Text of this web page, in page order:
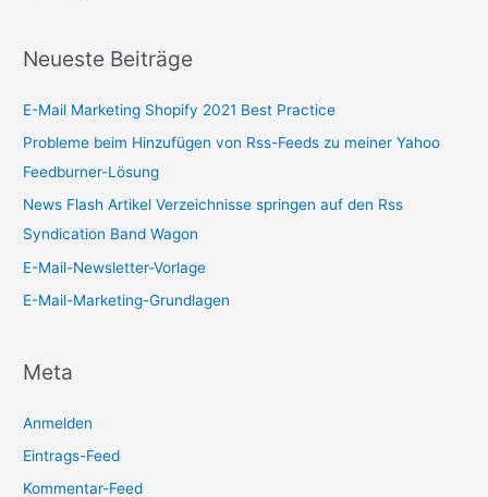
Neueste Beiträge
E-Mail Marketing Shopify 2021 Best Practice
Probleme beim Hinzufügen von Rss-Feeds zu meiner Yahoo
Feedburner-Lösung
News Flash Artikel Verzeichnisse springen auf den Rss
Syndication Band Wagon
E-Mail-Newsletter-Vorlage
E-Mail-Marketing-Grundlagen
Meta
Anmelden
Eintrags-Feed
Kommentar-Feed